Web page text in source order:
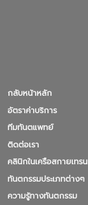
กลับหน้าหลัก
อัตราค่าบริการ
ทีมทันตแพทย์
ติดต่อเรา
คลินิกในเครือสกายเทรน
ทันตกรรมประเภทต่างๆ
ความรู้ทางทันตกรรม